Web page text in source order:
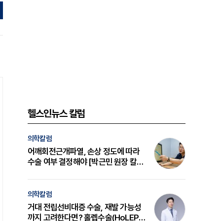
헬스인뉴스 칼럼
의학칼럼
어깨회전근개파열, 손상 정도에 따라
수술 여부 결정해야 [박근민 원장 칼
의학칼럼
거대 전립선비대증 수술, 재발 가능성
까지 고려한다면? 홀렙수술(HoLEP)